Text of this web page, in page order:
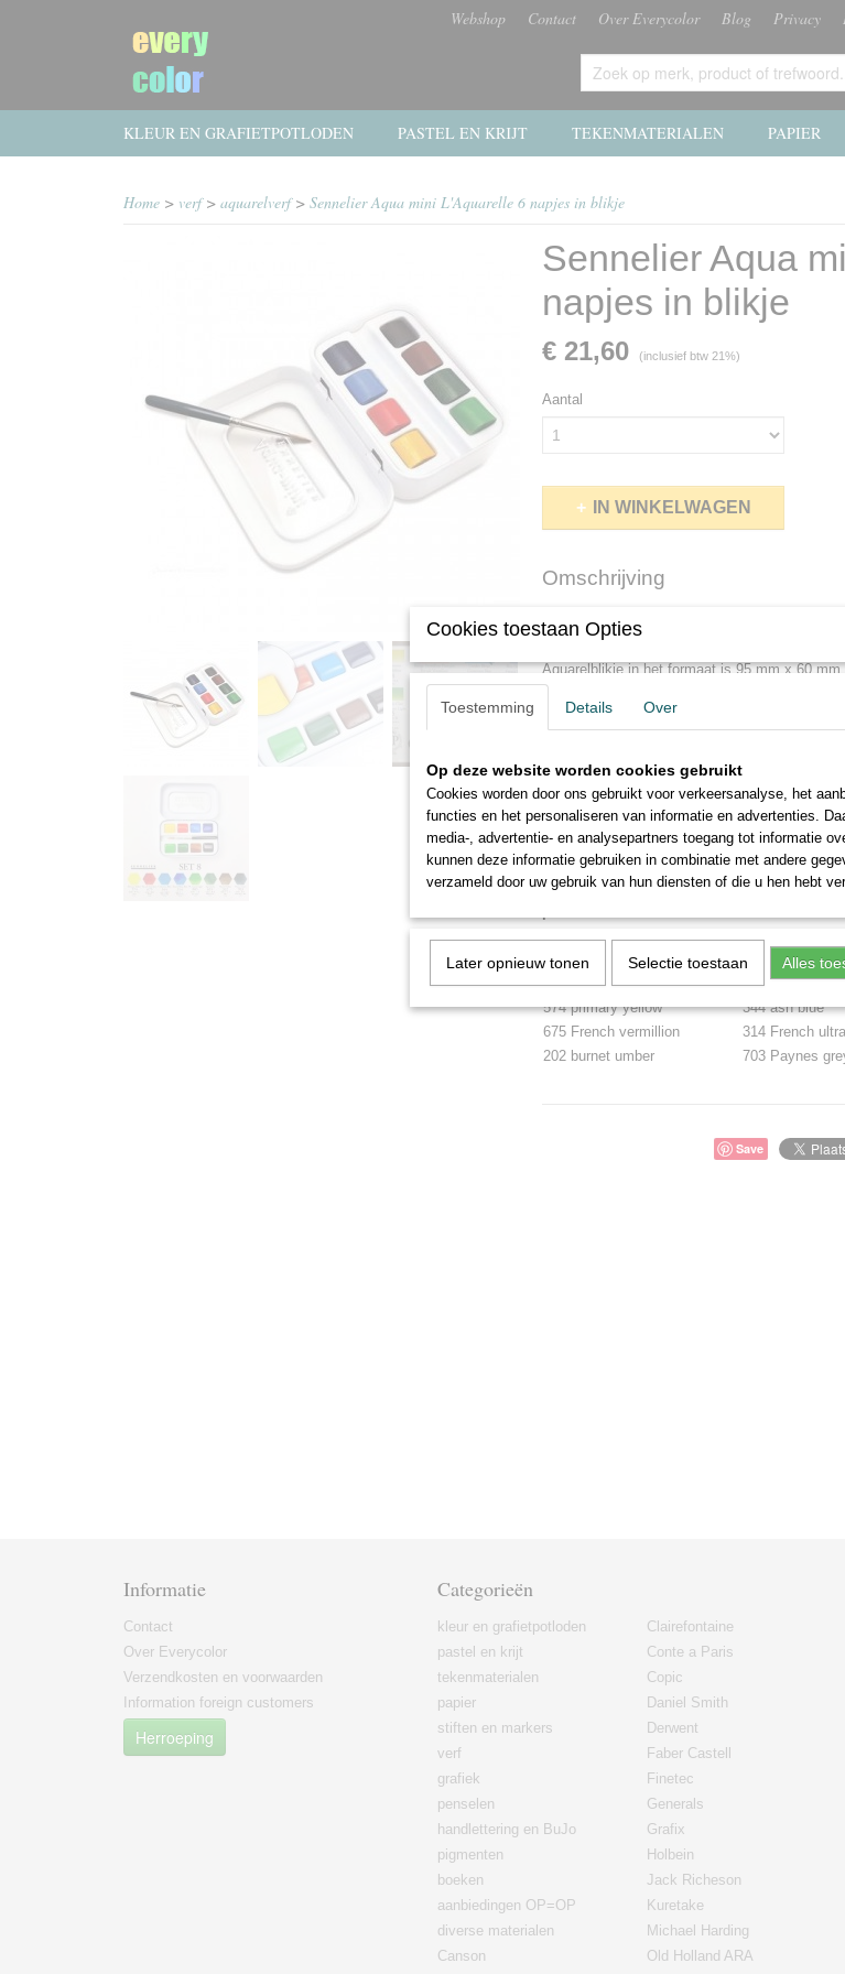
Webshop Contact Over Everycolor Blog Privacy
KLEUR EN GRAFIETPOTLODEN PASTEL EN KRIJT TEKENMATERIALEN PAPIER
Home > verf> aquarelverf> Sennelier Aqua mini L'Aquarelle 6 napjes in blikje
Sennelier Aqua
napjes in blikje
€ 21,60 (inclusief btw 21%)
Aantal
IN WINKELWAGEN
Omschrijving
Sennelier Aqua mini L'Aquarelle 8 napjes
naar het allerkleinste
Aquarelblikje in het formaat is 95 mm x 60
Het bevat een extra zacht penseel en 8 x
675 Frans vermiljoen
202 gebrande omber
703 Paynes
* * * * *
Sennelier Aqua mini L'Aquarelle 8 pans in
Aquarelle tin in the size is 95 mm x 60 mm x
It contains an extra soft brush and 8 x half
574 primary yellow 344 ash blue
675 French vermillion
314 French
202 burnet umber
703 Paynes
Save
Informatie
Contact
Over Everycolor
Verzendkosten en voorwaarden
Information foreign customers
Herroeping
Categorieën
kleur en grafietpotloden
pastel en krijt
tekenmaterialen
papier
stiften en markers
verf
grafiek
penselen
handlettering en BuJo
pigmenten
boeken
aanbiedingen OP=OP
diverse materialen
Canson
Clairefontaine
Conte a Paris
Copic
Daniel Smith
Derwent
Faber Castell
Finetec
Generals
Grafix
Holbein
Jack Richeson
Kuretake
Michael Harding
Old Holland ARA
Cookies toestaan Opties
Toestemming Details Over
Op deze website worden cookies gebruikt
Cookies worden door ons gebruikt voor verkeersanalyse, het
functies en het personaliseren van informatie en advertenties.
media-, advertentie- en analysepartners toegang tot informatie
kunnen deze informatie gebruiken in combinatie met andere
verzameld door uw gebruik van hun diensten of die u hen hebt
Later opnieuw tonen Selectie toestaan Alles